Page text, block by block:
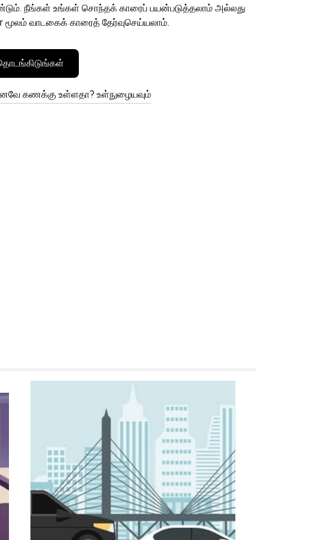
நீங்கள் உங்கள் சொந்தக் காரைப் பயன்படுத்தலாம் அல்லது
மூலம் வாடகைக் காரைத் தேர்வுசெய்யலாம்.
கணக்கு உள்ளதா? உள்நுழையவும்